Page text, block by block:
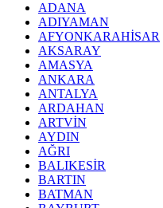
ADANA
ADIYAMAN
AFYONKARAHİSAR
AKSARAY
AMASYA
ANKARA
ANTALYA
ARDAHAN
ARTVİN
AYDIN
AĞRI
BALIKESİR
BARTIN
BATMAN